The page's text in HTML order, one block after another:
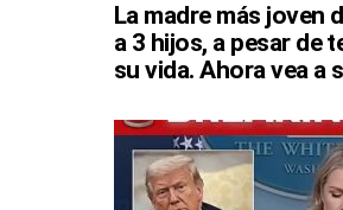
La madre más joven
a 3 hijos, a pesar de
su vida. Ahora vea a